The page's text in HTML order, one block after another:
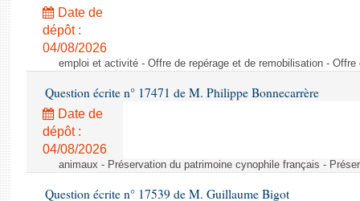
Date de
dépôt :
04/08/2026
emploi et activité - Offre de repérage et de remobilisation -
Question écrite n° 17471 de M. Philippe Bonnecarrère
Date de
dépôt :
04/08/2026
animaux - Préservation du patrimoine cynophile français -
Question écrite n° 17539 de M. Guillaume Bigot